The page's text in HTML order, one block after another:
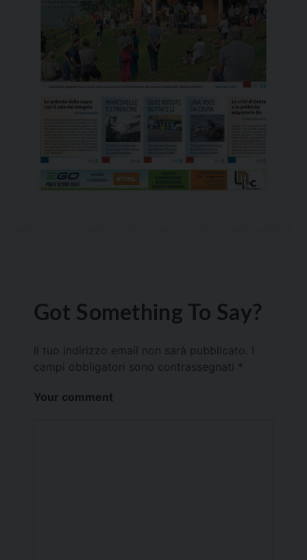
Got Something To Say?
Il tuo indirizzo email non sarà pubblicato.
campi obbligatori sono contrassegnati *
Your comment